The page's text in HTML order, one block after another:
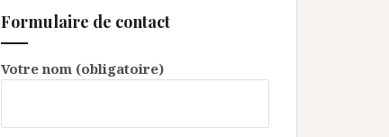
Formulaire de contact
Votre nom (obligatoire)